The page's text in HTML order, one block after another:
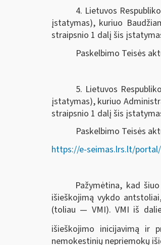
4. Lietuvos
įstatymas), kuriuo
straipsnio 1 dalį šis
Paskelbimo Teisės
5. Lietuvos
įstatymas), kuriuo
straipsnio 1 dalį šis
Paskelbimo Teisės
https://e-seimas.lrs.lt/
Pažymėtina, kad
išieškojimą vykdo
(toliau — VMI). VMI iš
išieškojimo inicijavimą ir
nemokestinių nepriemokų